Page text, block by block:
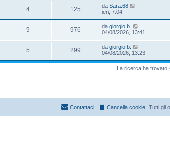
4 125 da Sara.68
ieri, 7:04
9 976 da giorgio b.
04/08/2026, 13:41
5 299 da giorgio b.
04/08/2026, 13:23
La ricerca ha trovato
Tutti gli
Cancella cookie
Contattaci